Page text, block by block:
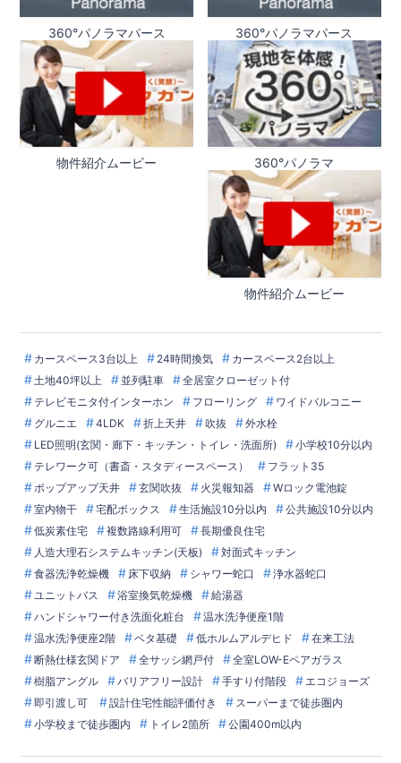
カースペース3台以上 24時間換気
カースペース2台以上
土地40坪以上
並列駐車
全居室クローゼット付
テレビモニタ付インターホン
フローリング
ワイドバルコニー
グルニエ
4LDK 折上天井 吹抜
外水栓
LED照明(玄関・廊下・キッチン・トイレ・洗面所)
小学校10分以内
テレワーク可（書斎・スタディースペース）
フラット35
ポップアップ天井
玄関吹抜 火災報知器
Wロック電池錠
室内物干
宅配ボックス 生活施設10分以内
公共施設10分以内
低炭素住宅
複数路線利用可
長期優良住宅
人造大理石システムキッチン(天板)
対面式キッチン
食器洗浄乾燥機
床下収納 シャワー蛇口
浄水器蛇口
ユニットバス
浴室換気乾燥機
給湯器
ハンドシャワー付き洗面化粧台
温水洗浄便座1階
温水洗浄便座2階
ベタ基礎 低ホルムアルデヒド
在来工法
断熱仕様玄関ドア
全サッシ網戸付
全室LOW-Eペアガラス
樹脂アングル
バリアフリー設計 手すり付階段
エコジョーズ
即引渡し可
設計住宅性能評価付き
スーパーまで徒歩圏内
小学校まで徒歩圏内
トイレ2箇所 公園400m以内
360°パノラマパース
360°パノラマパース
360°パノラマ
物件紹介ムービー
物件紹介ムービー